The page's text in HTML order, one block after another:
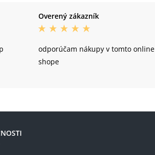
Overený zákazník
odporúčam nákupy v tomto online
shope